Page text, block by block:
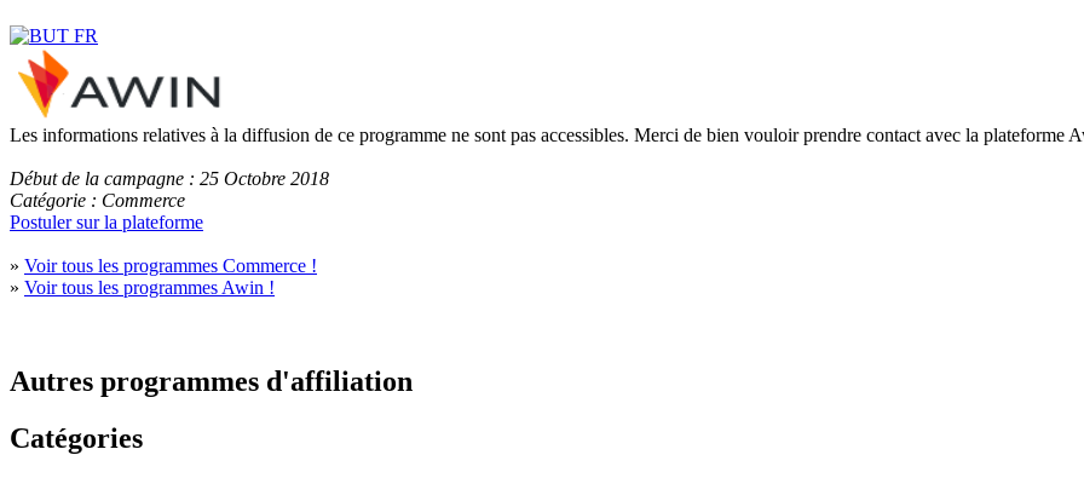
Les informations relatives à la diffusion de ce programme ne sont pas accessibles. Merci de bien vouloir prendre contact avec la plateforme
Début de la campagne : 25 Octobre 2018
Catégorie : Commerce
Postuler sur la plateforme
» Voir tous les programmes Commerce !
» Voir tous les programmes Awin !
Autres programmes d'affiliation
Catégories